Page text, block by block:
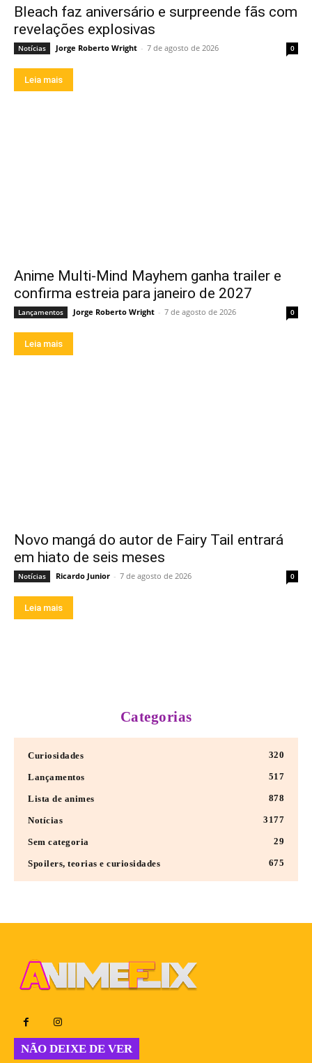
Bleach faz aniversário e surpreende fãs com
revelações explosivas
Notícias Jorge Roberto Wright - 7 de agosto de 2026 0
Leia mais
Anime Multi-Mind Mayhem ganha trailer e
confirma estreia para janeiro de 2027
Lançamentos Jorge Roberto Wright - 7 de agosto de 2026 0
Leia mais
Novo mangá do autor de Fairy Tail entrará
em hiato de seis meses
Notícias Ricardo Junior - 7 de agosto de 2026 0
Leia mais
Categorias
Curiosidades 320
Lançamentos 517
Lista de animes 878
Notícias 3177
Sem categoria 29
Spoilers, teorias e curiosidades 675
NÃO DEIXE DE VER